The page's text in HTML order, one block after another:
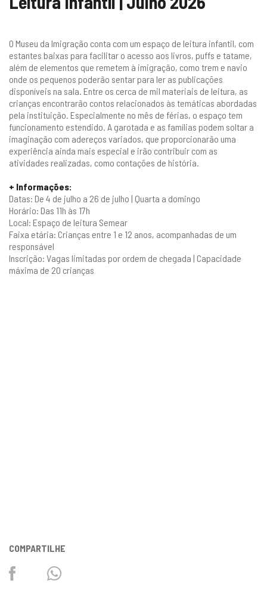
O Museu da Imigração conta com um espaço de leitura infantil, com
estantes baixas para facilitar o acesso aos livros, puffs e tatame,
além de elementos que remetem à imigração, como trem e navio
onde os pequenos poderão sentar para ler as publicações
disponíveis na sala. Entre os cerca de mil materiais de leitura, as
crianças encontrarão contos relacionados às temáticas abordadas
pela instituição. Especialmente no mês de férias, o espaço tem
funcionamento estendido. A garotada e as famílias podem soltar a
imaginação com adereços variados, que proporcionarão uma
experiência ainda mais especial e irão contribuir com as
atividades realizadas, como contações de história.
+ Informações:
Datas: De 4 de julho a 26 de julho | Quarta a domingo
Horário: Das 11h às 17h
Local: Espaço de leitura Semear
Faixa etária: Crianças entre 1 e 12 anos, acompanhadas de um
responsável
Inscrição: Vagas limitadas por ordem de chegada | Capacidade
máxima de 20 crianças
COMPARTILHE
FacebookTwitterWhatsapp